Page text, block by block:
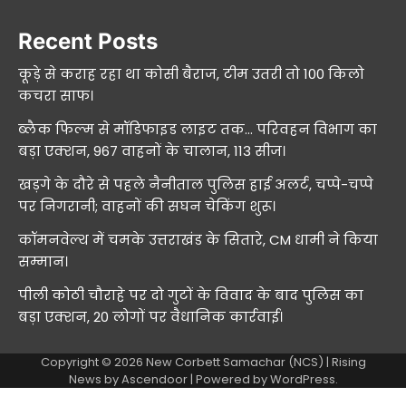
Recent Posts
कूड़े से कराह रहा था कोसी बैराज, टीम उतरी तो 100 किलो
कचरा साफ।
ब्लैक फिल्म से मॉडिफाइड लाइट तक… परिवहन विभाग का
बड़ा एक्शन, 967 वाहनों के चालान, 113 सीज।
खड़गे के दौरे से पहले नैनीताल पुलिस हाई अलर्ट, चप्पे-चप्पे
पर निगरानी; वाहनों की सघन चेकिंग शुरू।
कॉमनवेल्थ में चमके उत्तराखंड के सितारे, CM धामी ने किया
सम्मान।
पीली कोठी चौराहे पर दो गुटों के विवाद के बाद पुलिस का
बड़ा एक्शन, 20 लोगों पर वैधानिक कार्रवाई।
Copyright © 2026 New Corbett Samachar (NCS) | Rising
News byAscendoor| Powered byWordPress.